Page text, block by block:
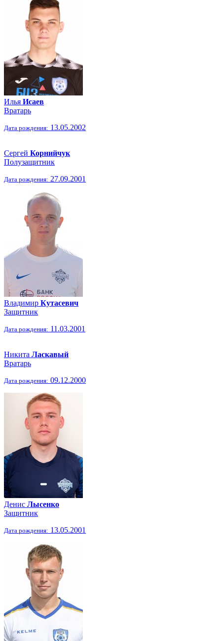
Илья Исаев
Вратарь
Дата рождения: 13.05.2002
Сергей Корнийчук
Полузащитник
Дата рождения: 27.09.2001
Владимир Кутасевич
Защитник
Дата рождения: 11.03.2001
Никита Ласкавый
Вратарь
Дата рождения: 09.12.2000
Денис Лысенко
Защитник
Дата рождения: 13.05.2001